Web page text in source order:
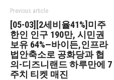
Previous article
[05-03][2세비율41%]미주
한인 인구 190만, 시민권
보유 64%—바이든,인프라
법안축소로 공화당과 협
의-디즈니랜드 하루만에 7
주치 티켓 매진